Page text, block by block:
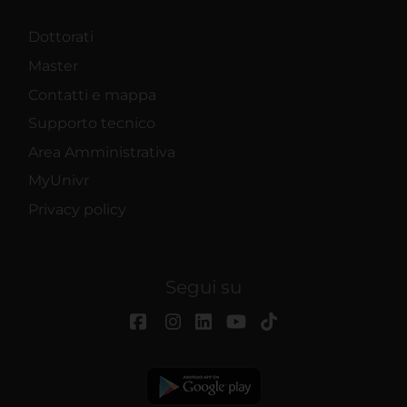
Dottorati
Master
Contatti e mappa
Supporto tecnico
Area Amministrativa
MyUnivr
Privacy policy
Segui su